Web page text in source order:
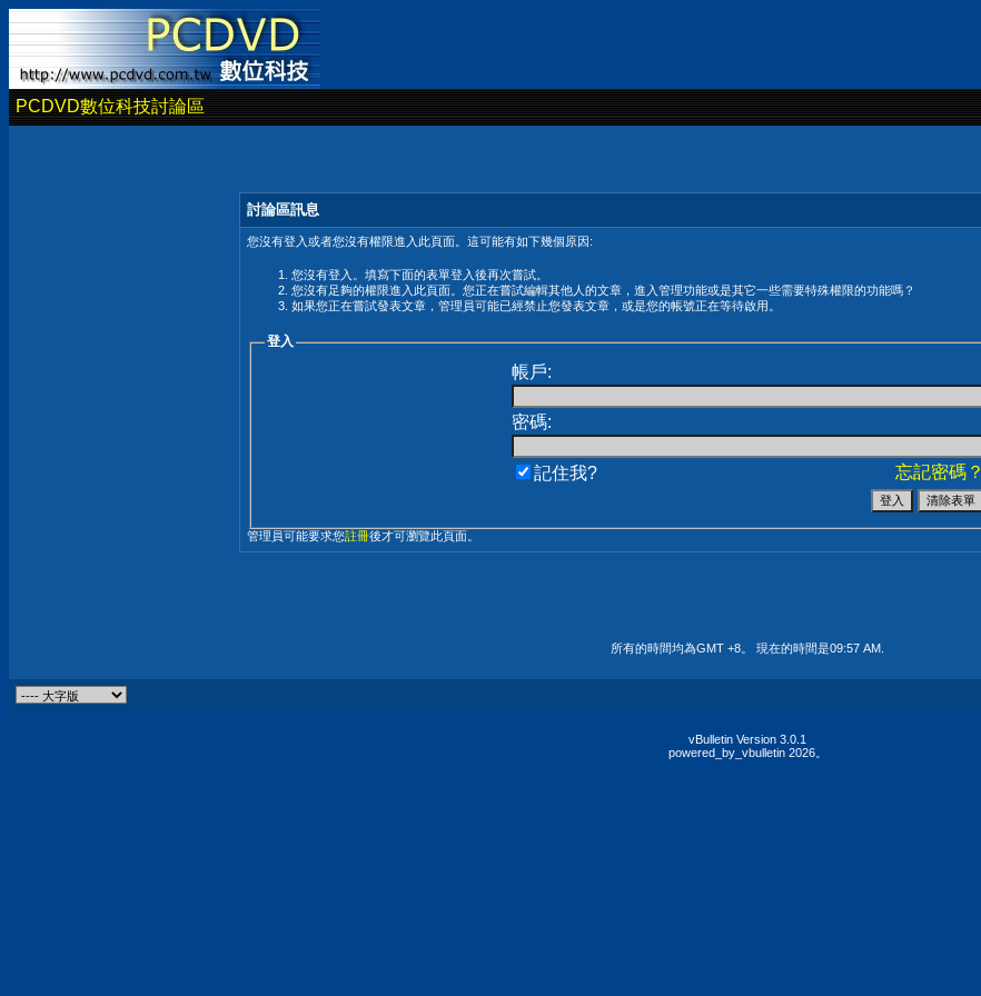
PCDVD數位科技討論區
討論區訊息
您沒有登入或者您沒有權限進入此頁面。這可能有如下幾個原因:
您沒有登入。填寫下面的表單登入後再次嘗試。
您沒有足夠的權限進入此頁面。您正在嘗試編輯其他人的文章，進入管理功能或是其它一些需要特殊權限的功能嗎？
如果您正在嘗試發表文章，管理員可能已經禁止您發表文章，或是您的帳號正在等待啟用。
登入
帳戶:
密碼:
忘記密碼？
記住我?
管理員可能要求您註冊後才可瀏覽此頁面。
所有的時間均為GMT +8。 現在的時間是09:57 AM
vBulletin Version 3.0.1
powered_by_vbulletin 2026。